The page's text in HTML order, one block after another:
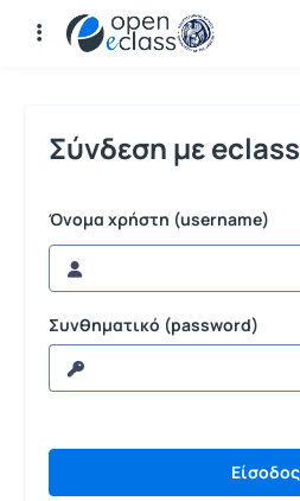
Σύνδεση
Σύνδεση με eclass
Όνομα χρήστη (username)
Συνθηματικό (password)